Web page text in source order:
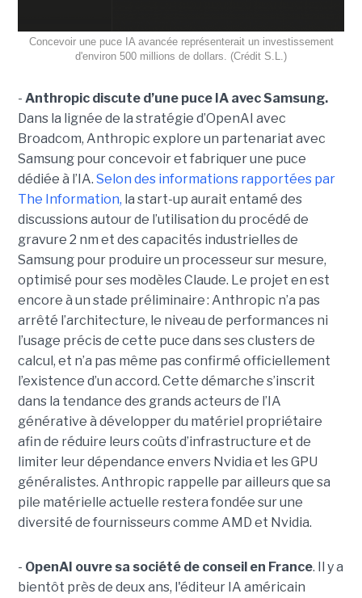
Concevoir une puce IA avancée représenterait un investissement
d'environ 500 millions de dollars. (Crédit S.L.)
- Anthropic discute d’une puce IA avec Samsung.
Dans la lignée de la stratégie d’OpenAI avec
Broadcom, Anthropic explore un partenariat avec
Samsung pour concevoir et fabriquer une puce
dédiée à l’IA. Selon des informations rapportées par
The Information, la start-up aurait entamé des
discussions autour de l’utilisation du procédé de
gravure 2 nm et des capacités industrielles de
Samsung pour produire un processeur sur mesure,
optimisé pour ses modèles Claude. Le projet en est
encore à un stade préliminaire : Anthropic n’a pas
arrêté l’architecture, le niveau de performances ni
l’usage précis de cette puce dans ses clusters de
calcul, et n’a pas même pas confirmé officiellement
l’existence d’un accord. Cette démarche s’inscrit
dans la tendance des grands acteurs de l’IA
générative à développer du matériel propriétaire
afin de réduire leurs coûts d’infrastructure et de
limiter leur dépendance envers Nvidia et les GPU
généralistes. Anthropic rappelle par ailleurs que sa
pile matérielle actuelle restera fondée sur une
diversité de fournisseurs comme AMD et Nvidia.
- OpenAI ouvre sa société de conseil en France. Il y a
bientôt près de deux ans, l'éditeur IA américain